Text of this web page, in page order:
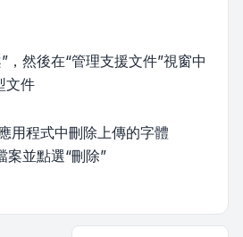
，然後在“管理支援文件”視窗中
文件
用程式中刪除上傳的字體
案並點選“刪除”